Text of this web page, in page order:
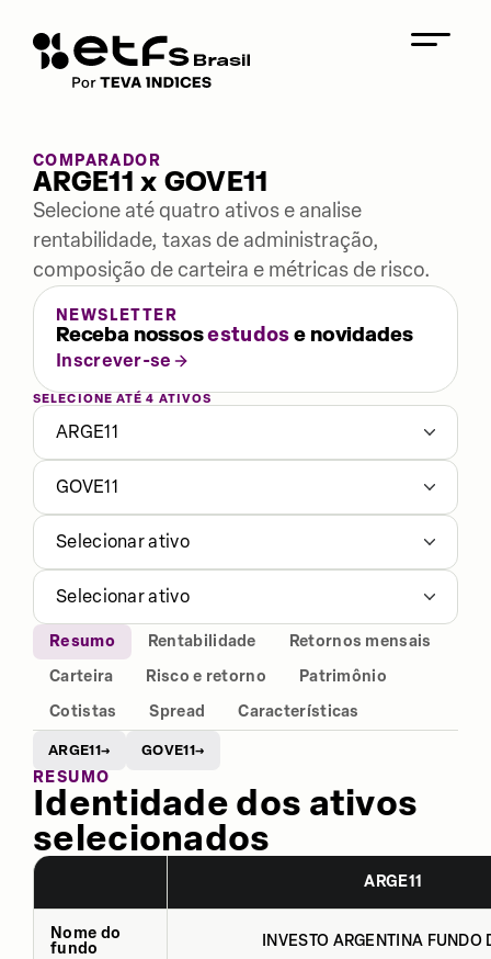
COMPARADOR
ARGE11 x GOVE11
Selecione até quatro ativos e analise
rentabilidade, taxas de administração,
composição de carteira e métricas de risco.
NEWSLETTER
Receba nossosestudose novidades
Inscrever-se
SELECIONE ATÉ 4 ATIVOS
ARGE11
GOVE11
Selecionar ativo
Selecionar ativo
Resumo Rentabilidade
Retornos mensais
Carteira
Risco e retorno
Patrimônio
Cotistas
Spread Características
ARGE11→ GOVE11→
RESUMO
Identidade dos ativos
selecionados
ARGE11
Nome do
fundo
INVESTO ARGENTINA FUNDO